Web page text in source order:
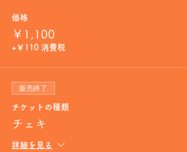
価格
￥1,100
+￥110 消費税
販売終了
チケットの種類
チェキ
詳細を見る